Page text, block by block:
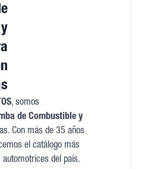
, somos
de Combustible y
Con más de 35 años
el catálogo más
del país.